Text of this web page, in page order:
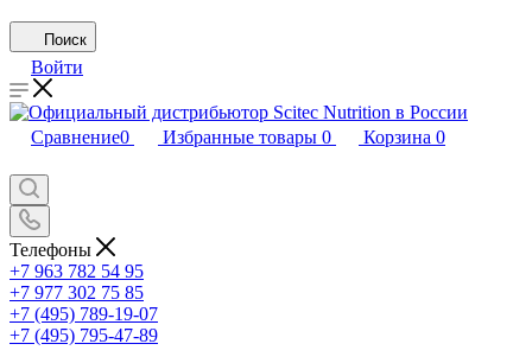
Поиск
Войти
Сравнение0 Избранные товары 0 Корзина 0
Телефоны
+7 963 782 54 95
+7 977 302 75 85
+7 (495) 789-19-07
+7 (495) 795-47-89